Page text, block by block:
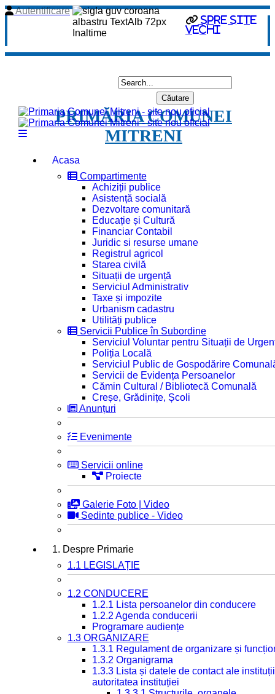
spre site
vechi
Autentificare
PRIMĂRIA COMUNEI
MITRENI
Acasa
Compartimente
Achiziții publice
Asistență socială
Dezvoltare comunitară
Educație și Cultură
Financiar Contabil
Juridic si resurse umane
Registrul agricol
Starea civilă
Situații de urgență
Serviciul Administrativ
Taxe și impozite
Urbanism cadastru
Utilități publice
Servicii Publice în Subordine
Serviciul Voluntar pentru Situații de
Poliția Locală
Serviciul Public de Gospodărire
Servicii de Evidența Persoanelor
Cămin Cultural / Bibliotecă Comunală
Creșe, Grădinițe, Școli
Anunțuri
Evenimente
Servicii online
Proiecte
Galerie Foto | Video
Sedinte publice - Video
1. Despre Primarie
1.1 LEGISLAȚIE
1.2 CONDUCERE
1.2.1 Lista persoanelor din conducere
1.2.2 Agenda conducerii
Programare audiențe
1.3 ORGANIZARE
1.3.1 Regulament de organizare și
1.3.2 Organigrama
1.3.3 Lista și datele de contact ale
autoritatea instituției